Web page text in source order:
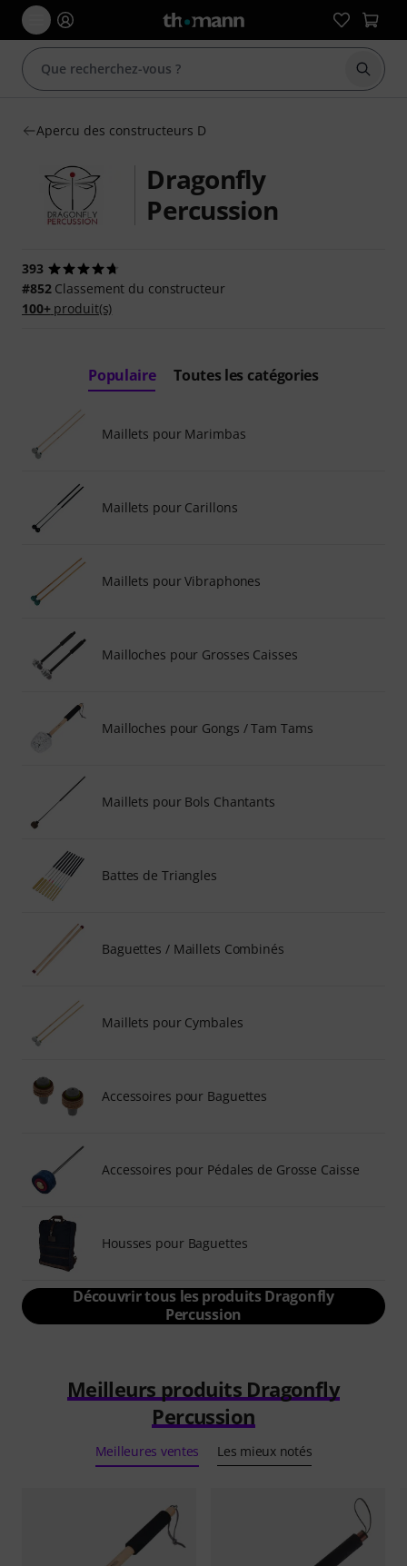
Apercu des constructeurs D
Dragonfly
Percussion
393
#852Classement du constructeur
100+produit(s)
Populaire Toutes les catégories
Maillets pour Marimbas
Maillets pour Carillons
Maillets pour Vibraphones
Mailloches pour Grosses Caisses
Mailloches pour Gongs / Tam Tams
Maillets pour Bols Chantants
Battes de Triangles
Baguettes / Maillets Combinés
Maillets pour Cymbales
Accessoires pour Baguettes
Accessoires pour Pédales de Grosse Caisse
Housses pour Baguettes
Découvrir tous les produits Dragonfly
Percussion
Meilleurs produits Dragonfly
Percussion
Meilleures ventes Les mieux notés